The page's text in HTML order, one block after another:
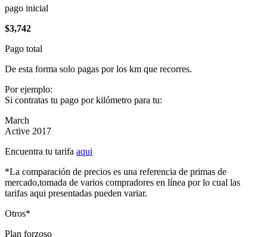
pago inicial
$3,742
Pago total
De esta forma solo pagas por los km que recorres.
Por ejemplo:
Si contratas tu pago por kilómetro para tu:
March
Active 2017
Encuentra tu tarifa aqui
*La comparación de precios es una referencia de primas de
mercado,tomada de varios compradores en línea por lo cual las
tarifas aqui presentadas pueden variar.
Otros*
Plan forzoso